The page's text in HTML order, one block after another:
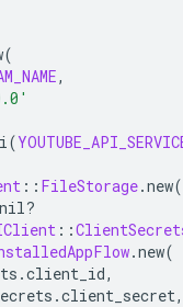
(
,
(
:: FileStorage.new(
nil?
::
.new(
.client_id,
.client_secret,